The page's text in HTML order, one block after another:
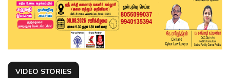
VIDEO STORIES